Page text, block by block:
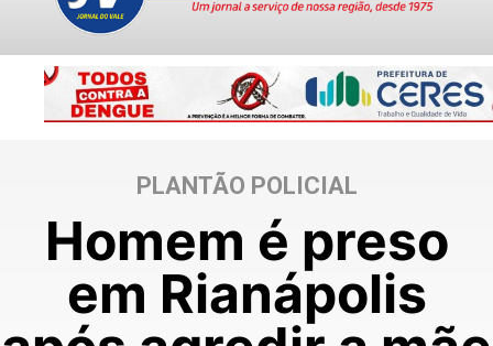
PLANTÃO POLICIAL
Homem é preso
em Rianápolis